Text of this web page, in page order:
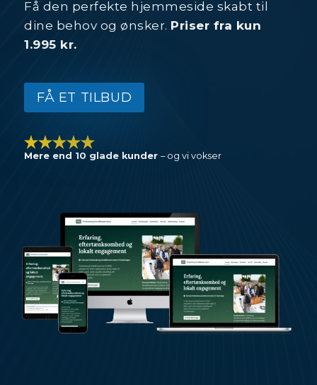
Få den perfekte hjemmeside skabt til
dine behov og ønsker. Priser fra kun
1.995 kr.
FÅ ET TILBUD
Mere end 10 glade kunder – og vi vokser